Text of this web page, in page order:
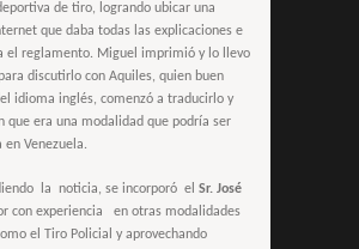
de tiro, logrando ubicar una
que daba todas las explicaciones e
el reglamento. Miguel imprimió y lo llevo
discutirlo con Aquiles, quien buen
idioma inglés, comenzó a traducirlo y
que era una modalidad que podría ser
en Venezuela.
la noticia, se incorporó el Sr. José
con experiencia en otras modalidades
el Tiro Policial y aprovechando